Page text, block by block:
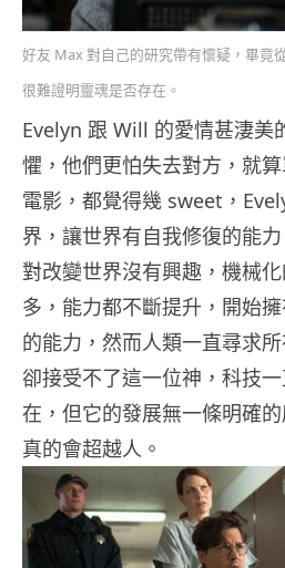
好友 Max 對自己的研究帶有懷疑，畢竟
很難證明靈魂是否存在。
Evelyn 跟 Will 的愛情甚淒美
懼，他們更怕失去對方，就
電影，都覺得幾 sweet，
界，讓世界有自我修復的能
對改變世界沒有興趣，機械
多，能力都不斷提升，開始
的能力，然而人類一直尋求
卻接受不了這一位神，科技
在，但它的發展無一條明確
真的會超越人。